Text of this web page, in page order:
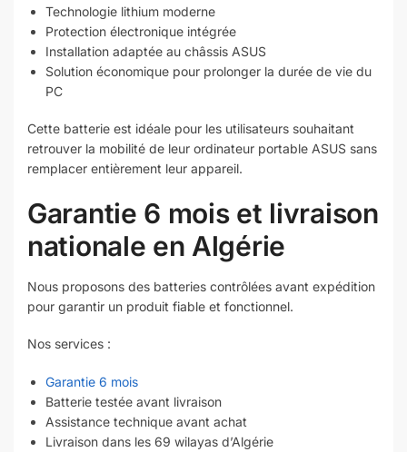
Technologie lithium moderne
Protection électronique intégrée
Installation adaptée au châssis ASUS
Solution économique pour prolonger la durée de vie du
PC
Cette batterie est idéale pour les utilisateurs souhaitant
retrouver la mobilité de leur ordinateur portable ASUS sans
remplacer entièrement leur appareil.
Garantie 6 mois et livraison
nationale en Algérie
Nous proposons des batteries contrôlées avant expédition
pour garantir un produit fiable et fonctionnel.
Nos services :
Garantie 6 mois
Batterie testée avant livraison
Assistance technique avant achat
Livraison dans les 69 wilayas d’Algérie